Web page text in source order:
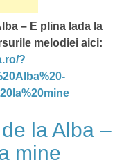
– E plina lada la
melodiei aici:
?
la Alba –
mine